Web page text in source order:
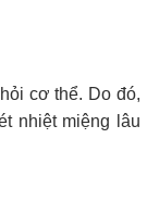
cơ thể. Do đó,
nhiệt miệng lâu